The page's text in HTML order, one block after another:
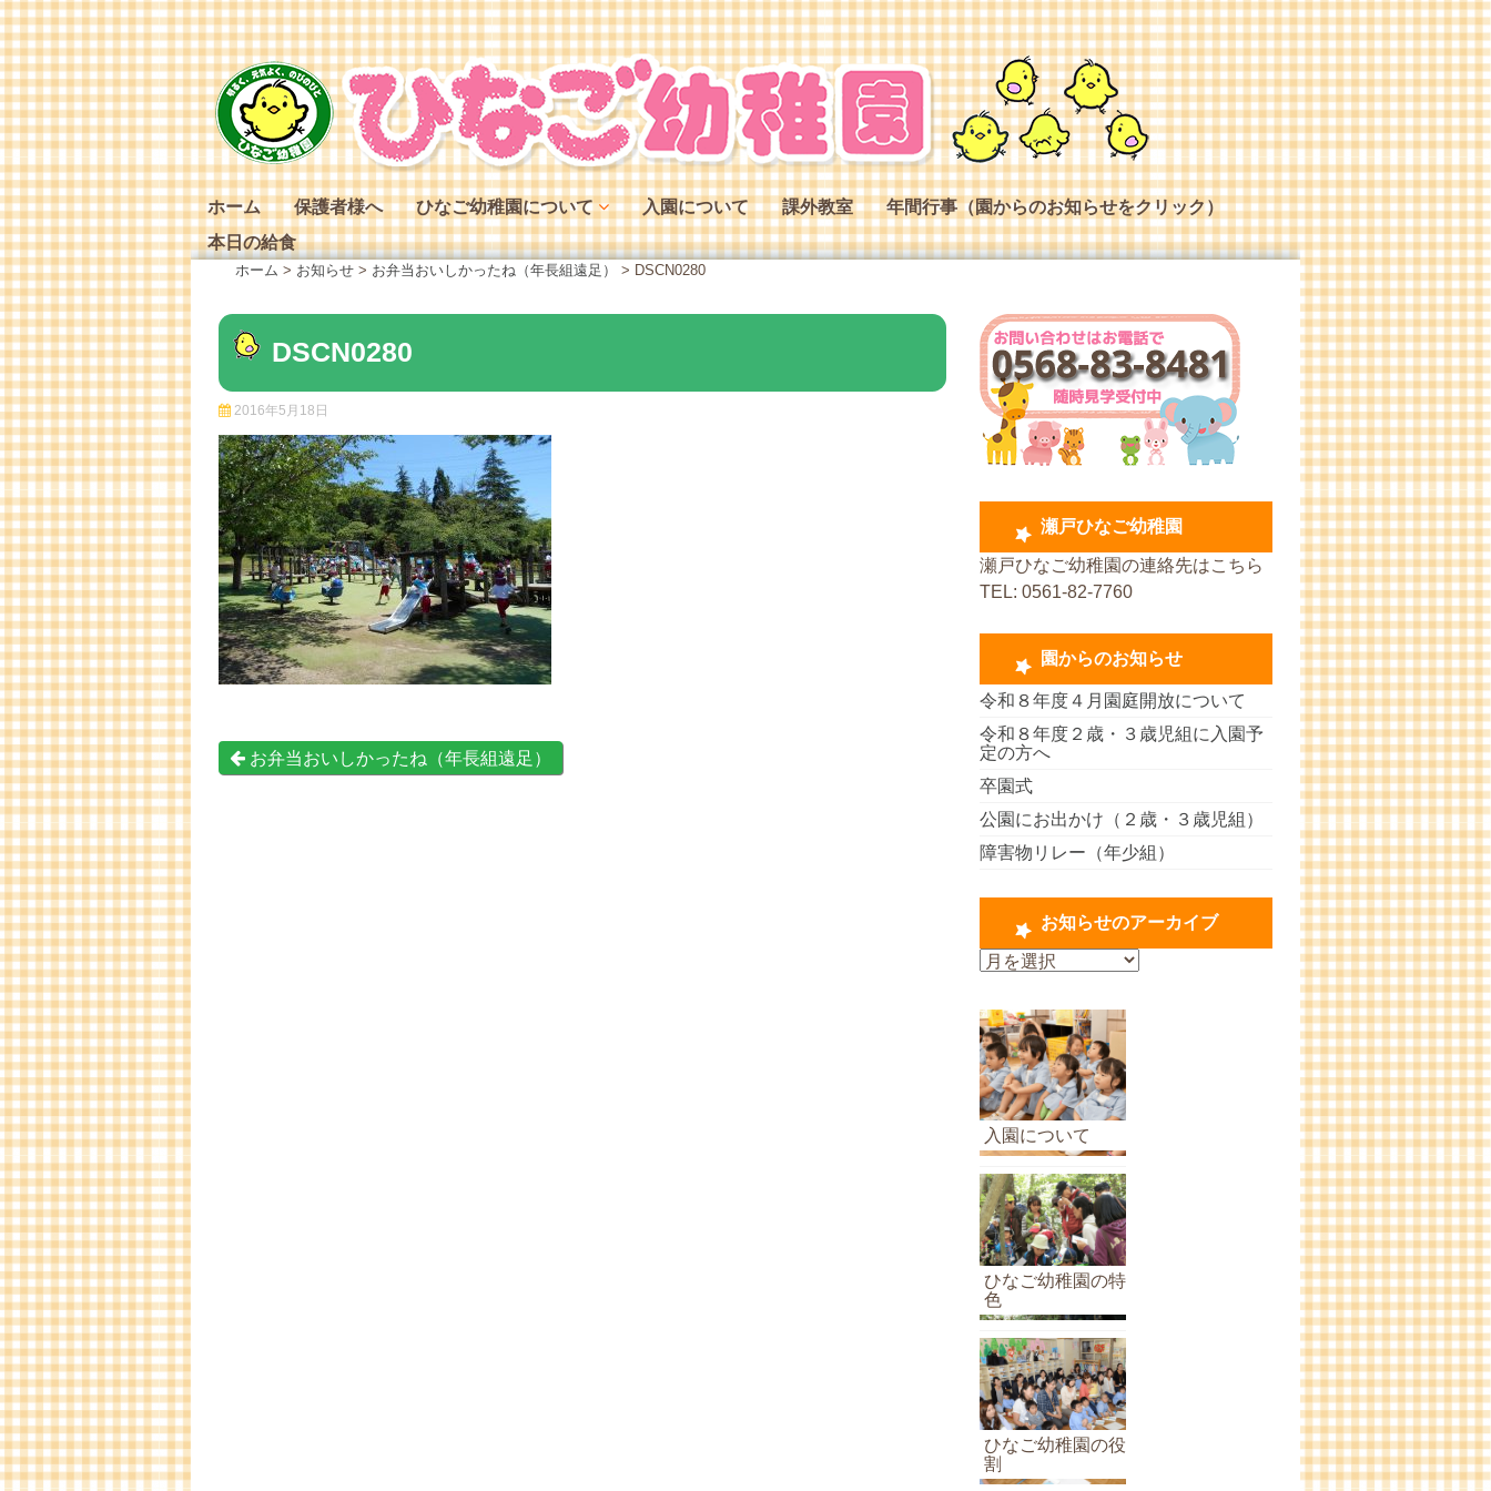
Skip
to
content
ホーム 保護者様へ
ひなご幼稚園について
ひなご幼稚園の特色
ひなご幼稚園の役割
ひなご幼稚園の一日
入園について 課外教室
年間行事（園からのお知らせをクリック）
本日の給食
ホーム > お知らせ > お弁当おいしかったね（年長組遠足） > DSCN0280
DSCN0280
2016年5月18日
お弁当おいしかったね（年長組遠足）
瀬戸ひなご幼稚園
瀬戸ひなご幼稚園の連絡先はこちら
TEL: 0561-82-7760
園からのお知らせ
令和８年度４月園庭開放について
令和８年度２歳・３歳児組に入園予
定の方へ
卒園式
公園にお出かけ（２歳・３歳児組）
障害物リレー（年少組）
お知らせのアーカイブ
お
ら
せ
の
ア
ー
カ
イ
ブ
入園について
ひなご幼稚園の特
色
ひなご幼稚園の役
割